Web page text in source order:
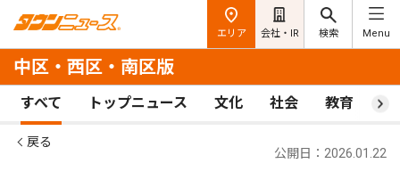
エリア 会社・IR 検索 Menu
中区・西区・南区版
すべて トップニュース 文化 社会 教育 ス
戻る
公開日：2026.01.22